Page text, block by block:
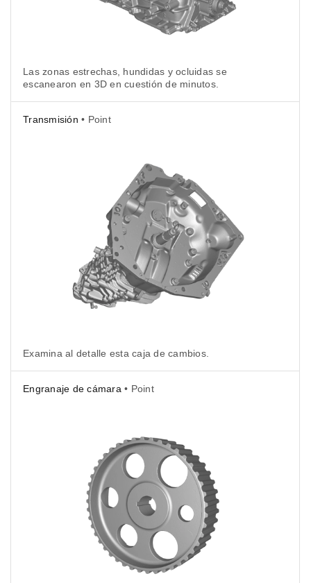
Las zonas estrechas, hundidas y ocluidas se
escanearon en 3D en cuestión de minutos.
Transmisión • Point
Examina al detalle esta caja de cambios.
Engranaje de cámara • Point